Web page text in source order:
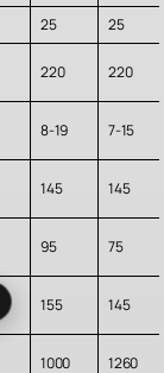
25 25
220 220
8-19 7-15
145 145
95 75
155 145
1000 1260